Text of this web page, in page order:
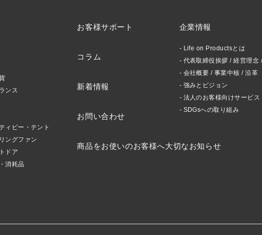
ンス
ィピー・テント
ングファン
ドア
消耗品
お客様サポート
コラム
新着情報
お問い合わせ
商品をお使いのお客様へ大切なお知らせ
企業情報
Life on Productsとは
代表取締役挨拶 / 経営理念
会社概要 / 事業中核 / 沿革
強みとビジョン
法人のお客様向けサービス
SDGsへの取り組み